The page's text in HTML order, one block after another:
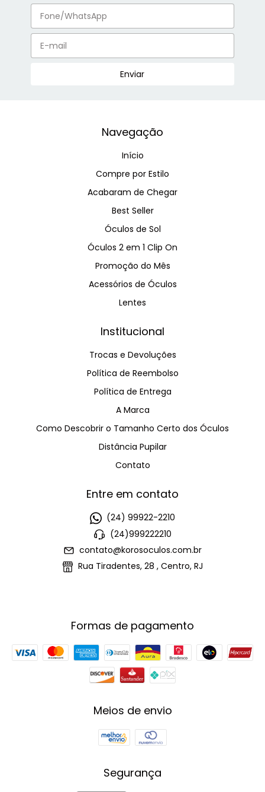
Navegação
Início
Compre por Estilo
Acabaram de Chegar
Best Seller
Óculos de Sol
Óculos 2 em 1 Clip On
Promoção do Mês
Acessórios de Óculos
Lentes
Institucional
Trocas e Devoluções
Política de Reembolso
Política de Entrega
A Marca
Como Descobrir o Tamanho Certo dos Óculos
Distância Pupilar
Contato
Entre em contato
(24) 99922-2210
(24)999222210
contato@korosoculos.com.br
Rua Tiradentes, 28 , Centro, RJ
Formas de pagamento
Meios de envio
Segurança